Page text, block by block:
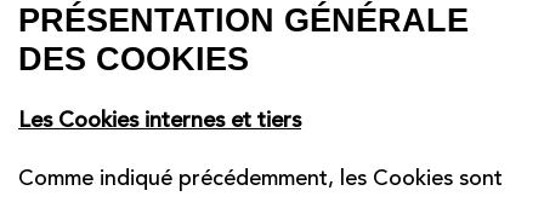
PRÉSENTATION GÉNÉRALE
DES COOKIES
Les Cookies internes et tiers
Comme indiqué précédemment, les Cookies sont